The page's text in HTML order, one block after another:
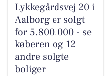
Lykkegårdsvej 20 i
Aalborg er solgt
for 5.800.000 - se
køberen og 12
andre solgte
boliger